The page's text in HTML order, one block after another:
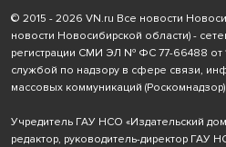
© 2015 - 2026 VN.ru Все новости
новости Новосибирской области) -
регистрации СМИ ЭЛ № ФС 77-66488 от
службой по надзору в сфере связи,
массовых коммуникаций (Роскомнадзор)
Учредитель ГАУ НСО «Издательский
редактор, руководитель-директор ГАУ